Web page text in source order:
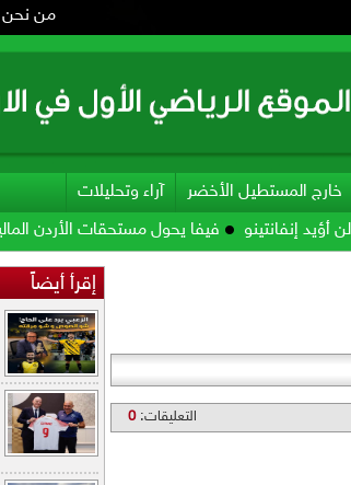
من نحن
خارج المستطيل الأخضر آراء وتحليلات
فيفا يحول مستحقات الأردن المالية من كأس العرب
التعليقات:0
إقرأ أيضاً